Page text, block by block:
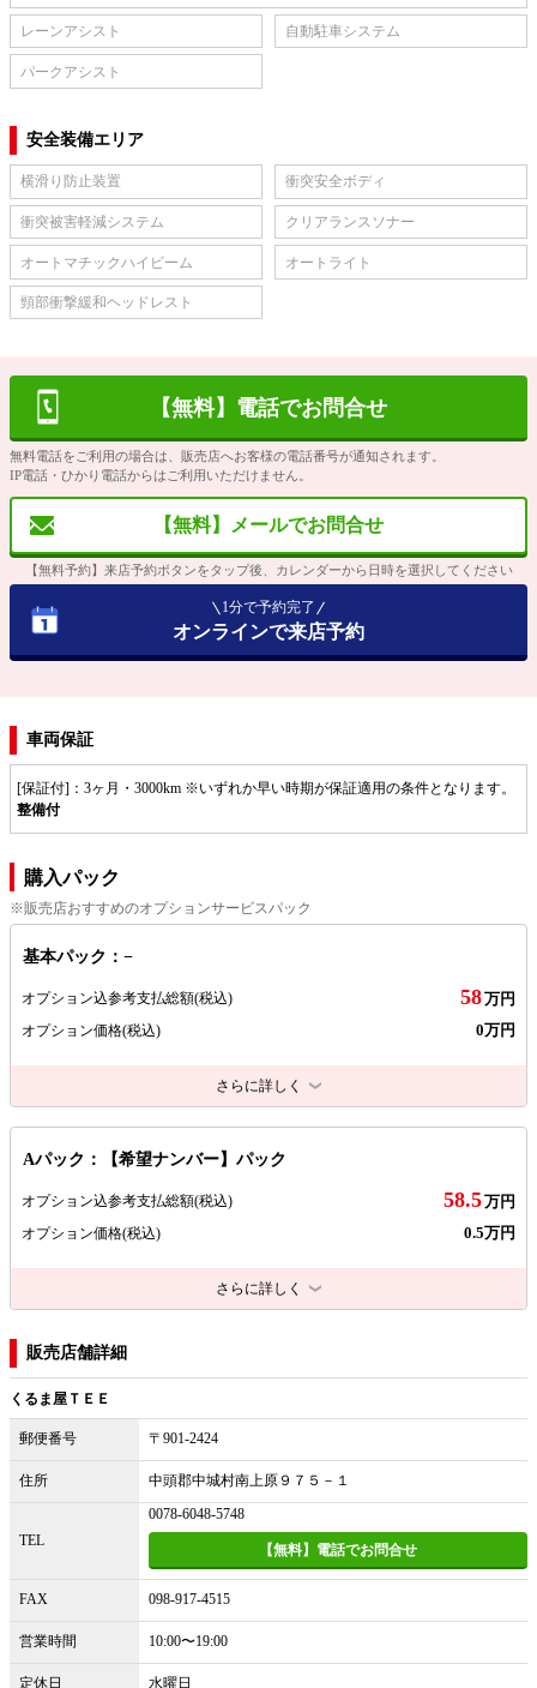
レーンアシスト 自動駐車システム
パークアシスト
安全装備エリア
横滑り防止装置 衝突安全ボディ
衝突被害軽減システム クリアランスソナー
オートマチックハイビーム オートライト
頸部衝撃緩和ヘッドレスト
【無料】電話でお問合せ
無料電話をご利用の場合は、販売店へお客様の電話番号が通知されます。
IP電話・ひかり電話からはご利用いただけません。
【無料】メールでお問合せ
【無料予約】来店予約ボタンをタップ後、カレンダーから日時を選択してください
1分で予約完了
オンラインで来店予約
車両保証
[保証付]：3ヶ月・3000km ※いずれか早い時期が保証適用の条件となります。
整備付
購入パック
※販売店おすすめのオプションサービスパック
基本パック：−
オプション込参考支払総額(税込) 58万円
オプション価格(税込) 0万円
さらに詳しく
Aパック：【希望ナンバー】パック
オプション込参考支払総額(税込) 58.5万円
オプション価格(税込) 0.5万円
さらに詳しく
販売店舗詳細
くるま屋ＴＥＥ
郵便番号 〒901-2424
住所 中頭郡中城村南上原９７５－１
TEL
0078-6048-5748
【無料】電話でお問合せ
FAX 098-917-4515
営業時間 10:00〜19:00
定休日 水曜日